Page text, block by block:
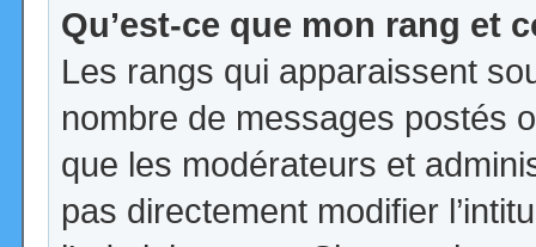
Qu’est-ce que mon rang et
Les rangs qui apparaissent
nombre de messages postés
que les modérateurs et
pas directement modifier